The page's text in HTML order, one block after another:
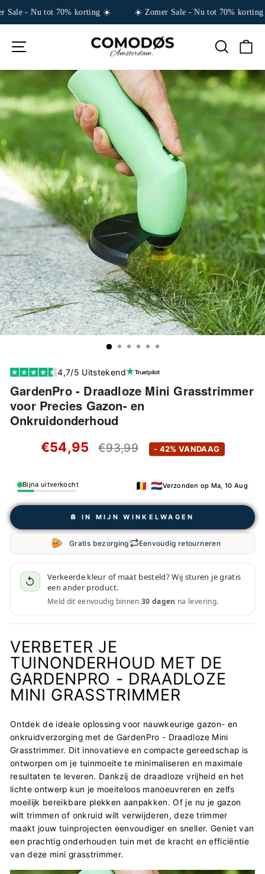
- Nu tot 70% korting ☀️ ☀️ Zomer Sale - Nu tot 70% korting
naar
TITEL
4,7/5 Uitstekend
GardenPro - Draadloze Mini Grasstrimmer
voor Precies Gazon- en
Onkruidonderhoud
€54,95
Standaard
€93,99 - 42% VANDAAG
Bijna uitverkocht 🇧🇪 🇳🇱Verzonden op Ma, 10 Aug
𖠩 IN MIJN WINKELWAGEN
Gratis bezorging Eenvoudig retourneren
↺
Verkeerde kleur of maat besteld? Wij sturen je gratis
een ander product.
Meld dit eenvoudig binnen 30 dagen na levering.
VERBETER JE
TUINONDERHOUD MET DE
GARDENPRO - DRAADLOZE
MINI GRASSTRIMMER
Ontdek de ideale oplossing voor nauwkeurige gazon- en
onkruidverzorging met de GardenPro - Draadloze Mini
Grasstrimmer. Dit innovatieve en compacte gereedschap is
ontworpen om je tuinmoeite te minimaliseren en maximale
resultaten te leveren. Dankzij de draadloze vrijheid en het
lichte ontwerp kun je moeiteloos manoeuvreren en zelfs
moeilijk bereikbare plekken aanpakken. Of je nu je gazon
wilt trimmen of onkruid wilt verwijderen, deze trimmer
maakt jouw tuinprojecten eenvoudiger en sneller. Geniet van
een prachtig onderhouden tuin met de kracht en efficiëntie
van deze mini grasstrimmer.